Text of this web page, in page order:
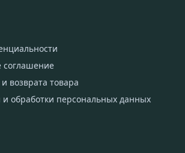
соглашение
возврата товара
обработки персональных данных